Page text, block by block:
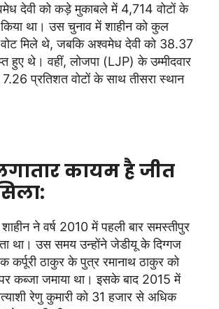
देवी को कड़े मुकाबले में 4,714 वोटों के
था। उस चुनाव में शाहीन को कुल
मिले थे, जबकि अश्वमेध देवी को 38.37
हुए थे। वहीं, लोजपा (LJP) के उम्मीदवार
प्रतिशत वोटों के साथ तीसरा स्थान
कायम है जीत
ने वर्ष 2010 में पहली बार समस्तीपुर
था। उस समय उन्होंने जेडीयू के दिग्गज
कर्पूरी ठाकुर के पुत्र रमानाथ ठाकुर को
कब्जा जमाया था। इसके बाद 2015 में
रेणु कुमारी को 31 हजार से अधिक